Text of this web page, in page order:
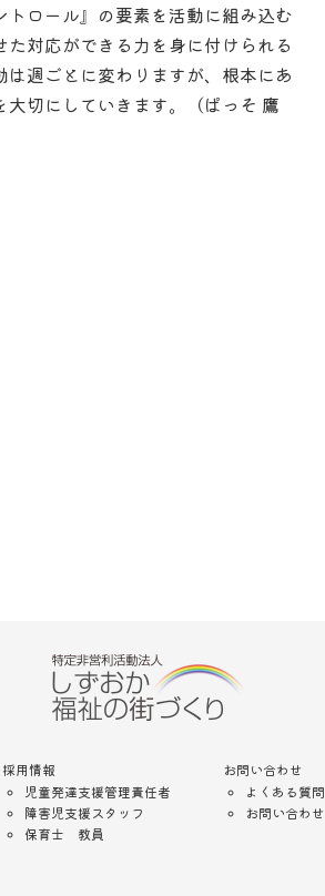
ロール』の要素を活動に組み込む
対応ができる力を身に付けられる
週ごとに変わりますが、根本にあ
切にしていきます。（ぱっそ 鷹
採用情報
児童発達支援管理責任者
障害児支援スタッフ
保育士 教員
お問い合わせ
よくある質問
お問い合わせ